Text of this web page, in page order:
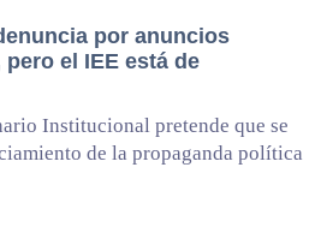
por anuncios
el IEE está de
Institucional pretende que se
de la propaganda política